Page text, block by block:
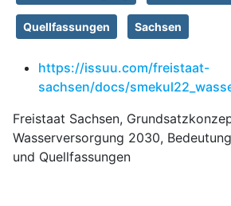
Quellfassungen Sachsen
https://issuu.com/freistaat-
sachsen/docs/
Freistaat Sachsen,
Wasserversorgung 2030,
und Quellfassungen